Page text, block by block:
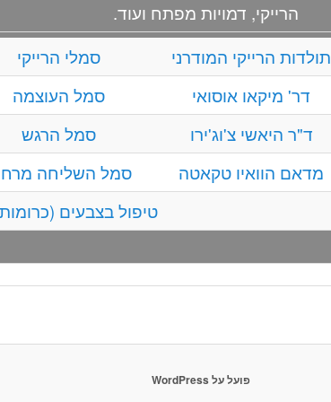
הרייקי, דמויות מפתח ועוד.
תולדות הרייקי המודרני
סמלי הרייקי
דר' מיקאו אוסואי
סמל העוצמה
ד"ר היאשי צ'וג'ירו
סמל הרגש
מדאם הוואיו טקאטה
סמל השליחה
טיפול בצבעים
פועל על WordPress